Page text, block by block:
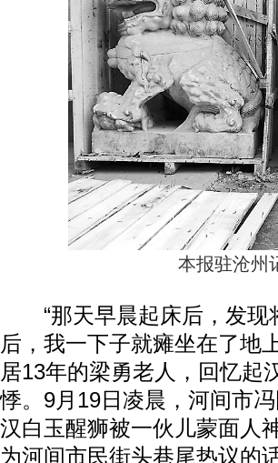
本报驻沧州
“那天早晨起床后，发现
后，我一下子就瘫坐在了地
居13年的梁勇老人，回忆起
悸。9月19日凌晨，河间市
汉白玉醒狮被一伙儿蒙面人
为河间市民街头巷尾热议的